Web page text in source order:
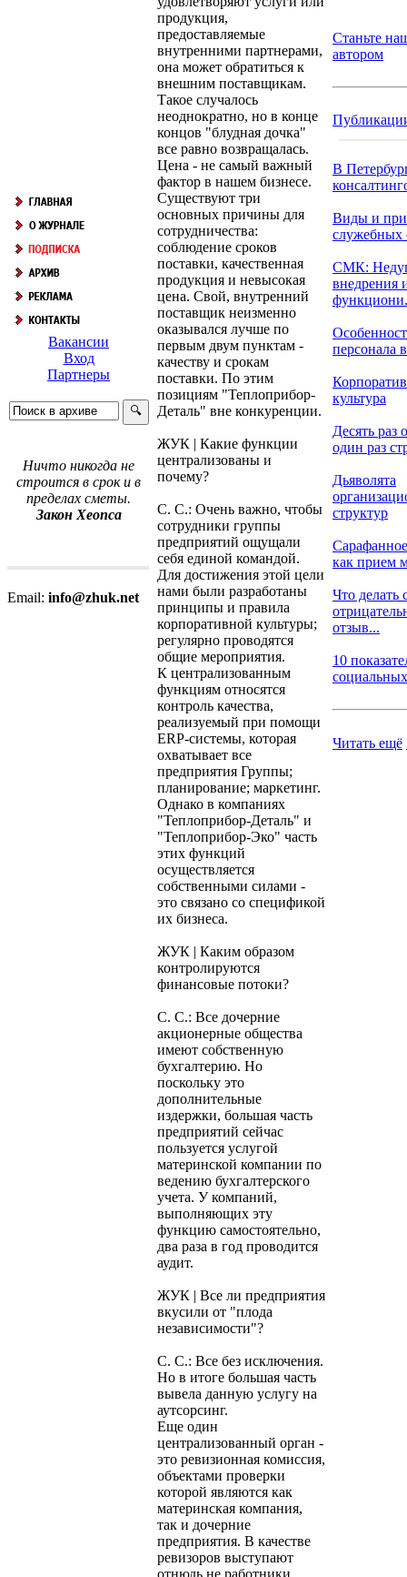
Вакансии
Вход
Партнеры
Ничто никогда не
строится в срок и в
пределах сметы.
Закон Хеопса
Email: info@zhuk.net
продукция,
предоставляемые
внутренними партнерами,
она может обратиться к
внешним поставщикам.
Такое случалось
неоднократно, но в конце
концов "блудная дочка"
все равно возвращалась.
Цена - не самый важный
фактор в нашем бизнесе.
Существуют три
основных причины для
сотрудничества:
соблюдение сроков
поставки, качественная
продукция и невысокая
цена. Свой, внутренний
поставщик неизменно
оказывался лучше по
первым двум пунктам -
качеству и срокам
поставки. По этим
позициям "Теплоприбор-
Деталь" вне конкуренции.
ЖУК | Какие функции
централизованы и
почему?
С. С.: Очень важно, чтобы
сотрудники группы
предприятий ощущали
себя единой командой.
Для достижения этой цели
нами были разработаны
принципы и правила
корпоративной культуры;
регулярно проводятся
общие мероприятия.
К централизованным
функциям относятся
контроль качества,
реализуемый при помощи
ERP-системы, которая
охватывает все
предприятия Группы;
планирование; маркетинг.
Однако в компаниях
"Теплоприбор-Деталь" и
"Теплоприбор-Эко" часть
этих функций
осуществляется
собственными силами -
это связано со спецификой
их бизнеса.
ЖУК | Каким образом
контролируются
финансовые потоки?
С. С.: Все дочерние
акционерные общества
имеют собственную
бухгалтерию. Но
поскольку это
дополнительные
издержки, большая часть
предприятий сейчас
пользуется услугой
материнской компании по
ведению бухгалтерского
учета. У компаний,
выполняющих эту
функцию самостоятельно,
два раза в год проводится
аудит.
ЖУК | Все ли предприятия
вкусили от "плода
независимости"?
С. С.: Все без исключения.
Но в итоге большая часть
вывела данную услугу на
аутсорсинг.
Еще один
централизованный орган -
это ревизионная комиссия,
объектами проверки
которой являются как
материнская компания,
так и дочерние
предприятия. В качестве
ревизоров выступают
отнюдь не работники
Станьте
автором
В
Виды и
служебных
СМК:
внедрения
персонала
культура
Десять раз
один раз
Дьяволята
структур
как прием
Что делать
отзыв...
10
Читать ещё